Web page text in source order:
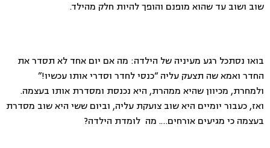
שוב ושוב עד שהוא מופנם והופך להיות חלק מהילד.
בואו נסתכל רגע מעיניה של הילדה: מה אם יום אחד לא תסדר את
החדר ואמא שה תצעק עליה “כנסי לחדר וסדרי אותו עכשיו!”
ולמחרת, מכיוון שהיא ממהרת, היא נכנסת ומסדרת אותו בעצמה.
ואז, כעבור יומיים היא שוב צועקת עליה, וביום ששי היא שוב מסדרת
בעצמה כי מגיעים אורחים…. מה לומדת הילדה?